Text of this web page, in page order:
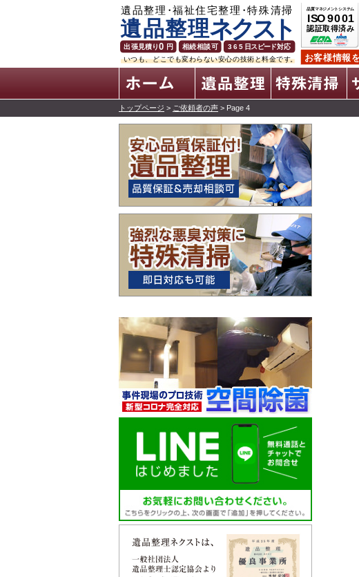
ホーム 遺品整理
トップページ > ご依頼者の声 > Page 4